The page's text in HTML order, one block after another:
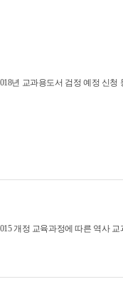
년 교과용도서 검정 예정 신
개정 교육과정에 따른 역사